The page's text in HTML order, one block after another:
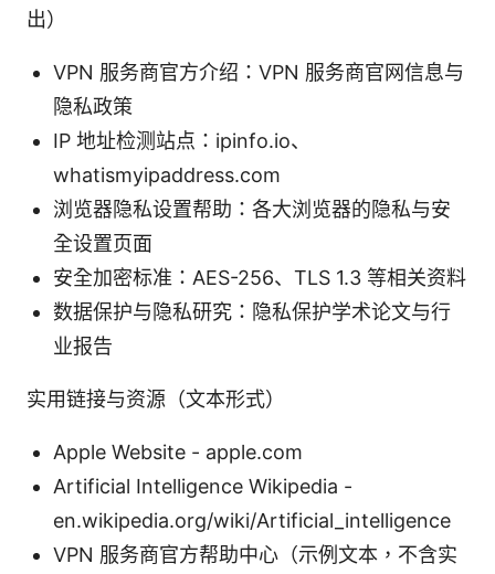
出）
VPN 服务商官方介绍：VPN 服务商官网信息与
隐私政策
IP 地址检测站点：ipinfo.io、
whatismyipaddress.com
浏览器隐私设置帮助：各大浏览器的隐私与安
全设置页面
安全加密标准：AES-256、TLS 1.3 等相关资料
数据保护与隐私研究：隐私保护学术论文与行
业报告
实用链接与资源（文本形式）
Apple Website - apple.com
Artificial Intelligence Wikipedia -
en.wikipedia.org/wiki/Artificial_intelligence
VPN 服务商官方帮助中心（示例文本，不含实